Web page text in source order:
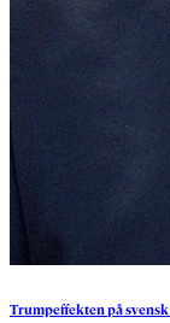
Trumpeffektenpåsvensk